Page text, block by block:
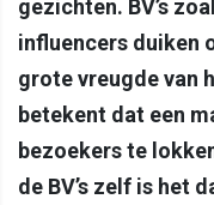
gezichten. BV’s
influencers duiken
grote vreugde van
betekent dat een
bezoekers te
de BV’s zelf is het